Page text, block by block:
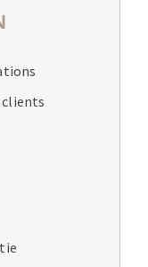
clients